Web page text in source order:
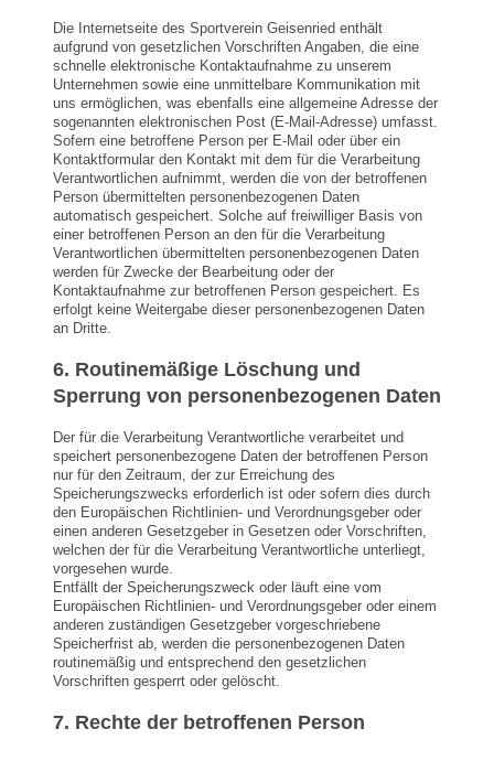
Die Internetseite des Sportverein Geisenried enthält
aufgrund von gesetzlichen Vorschriften Angaben, die eine
schnelle elektronische Kontaktaufnahme zu unserem
Unternehmen sowie eine unmittelbare Kommunikation mit
uns ermöglichen, was ebenfalls eine allgemeine Adresse der
sogenannten elektronischen Post (E-Mail-Adresse) umfasst.
Sofern eine betroffene Person per E-Mail oder über ein
Kontaktformular den Kontakt mit dem für die Verarbeitung
Verantwortlichen aufnimmt, werden die von der betroffenen
Person übermittelten personenbezogenen Daten
automatisch gespeichert. Solche auf freiwilliger Basis von
einer betroffenen Person an den für die Verarbeitung
Verantwortlichen übermittelten personenbezogenen Daten
werden für Zwecke der Bearbeitung oder der
Kontaktaufnahme zur betroffenen Person gespeichert. Es
erfolgt keine Weitergabe dieser personenbezogenen Daten
an Dritte.
6. Routinemäßige Löschung und
Sperrung von personenbezogenen Daten
Der für die Verarbeitung Verantwortliche verarbeitet und
speichert personenbezogene Daten der betroffenen Person
nur für den Zeitraum, der zur Erreichung des
Speicherungszwecks erforderlich ist oder sofern dies durch
den Europäischen Richtlinien- und Verordnungsgeber oder
einen anderen Gesetzgeber in Gesetzen oder Vorschriften,
welchen der für die Verarbeitung Verantwortliche unterliegt,
vorgesehen wurde.
Entfällt der Speicherungszweck oder läuft eine vom
Europäischen Richtlinien- und Verordnungsgeber oder einem
anderen zuständigen Gesetzgeber vorgeschriebene
Speicherfrist ab, werden die personenbezogenen Daten
routinemäßig und entsprechend den gesetzlichen
Vorschriften gesperrt oder gelöscht.
7. Rechte der betroffenen Person